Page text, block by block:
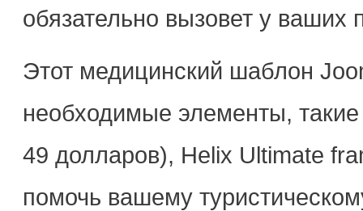
обязательно вызовет у ваших
Этот медицинский шаблон
необходимые элементы,
49 долларов), Helix Ultimate
помочь вашему